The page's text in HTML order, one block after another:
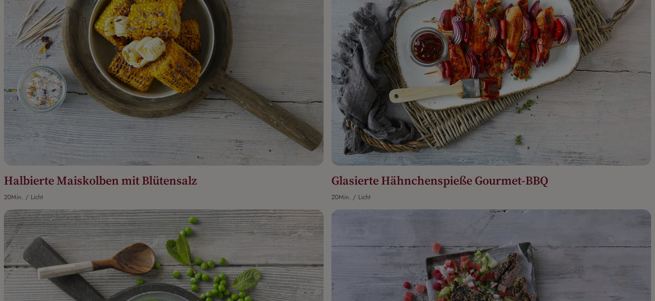
Halbierte Maiskolben mit Blütensalz
20Min. / Licht
Glasierte Hähnchenspieße Gourmet-BBQ
20Min. / Licht